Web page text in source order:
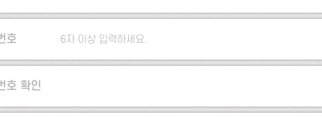
5자 이상 입력하세요.
호 6자 이상 입력하세요.
호 확인